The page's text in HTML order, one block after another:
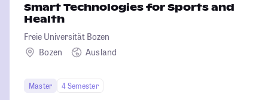
Smart Technologies for Sports and
Health
Freie Universität Bozen
Bozen
Ausland
Master
4 Semester